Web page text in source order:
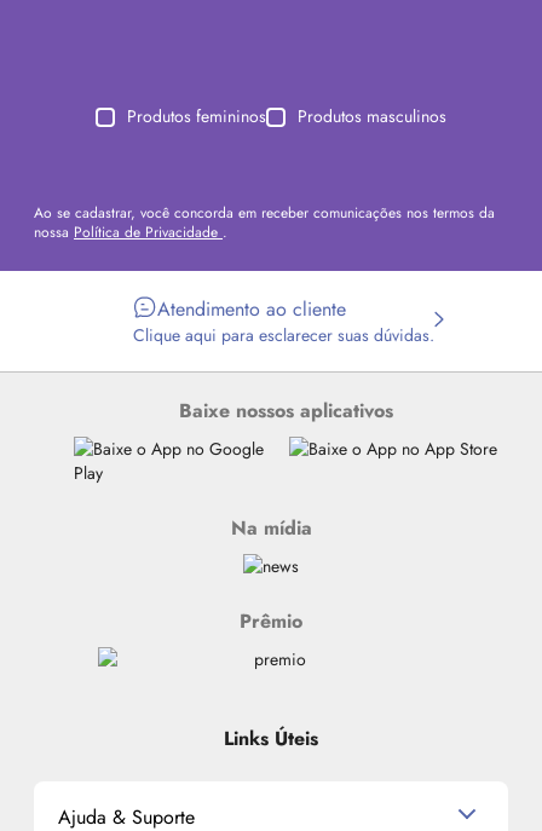
Produtos femininos Produtos masculinos
Ao se cadastrar, você concorda em receber comunicações nos termos da
nossa Política de Privacidade .
Atendimento ao cliente
Clique aqui para esclarecer suas dúvidas.
Baixe nossos aplicativos
Na mídia
Prêmio
Links Úteis
Ajuda & Suporte